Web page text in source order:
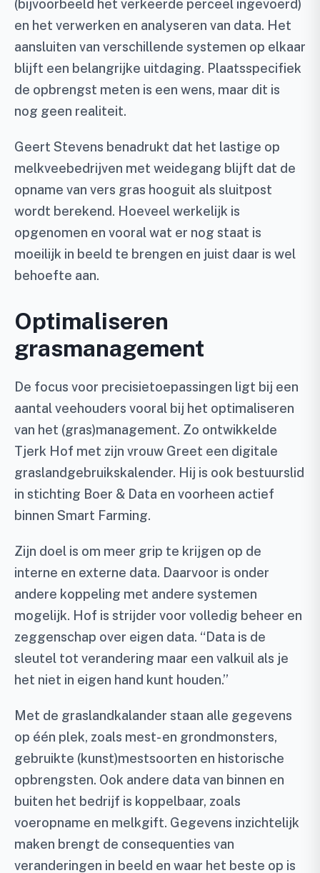
(bijvoorbeeld het verkeerde perceel ingevoerd)
en het verwerken en analyseren van data. Het
aansluiten van verschillende systemen op elkaar
blijft een belangrijke uitdaging. Plaatsspecifiek
de opbrengst meten is een wens, maar dit is
nog geen realiteit.
Geert Stevens benadrukt dat het lastige op
melkveebedrijven met weidegang blijft dat de
opname van vers gras hooguit als sluitpost
wordt berekend. Hoeveel werkelijk is
opgenomen en vooral wat er nog staat is
moeilijk in beeld te brengen en juist daar is wel
behoefte aan.
Optimaliseren
grasmanagement
De focus voor precisietoepassingen ligt bij een
aantal veehouders vooral bij het optimaliseren
van het (gras)management. Zo ontwikkelde
Tjerk Hof met zijn vrouw Greet een digitale
graslandgebruikskalender. Hij is ook bestuurslid
in stichting Boer & Data en voorheen actief
binnen Smart Farming.
Zijn doel is om meer grip te krijgen op de
interne en externe data. Daarvoor is onder
andere koppeling met andere systemen
mogelijk. Hof is strijder voor volledig beheer en
zeggenschap over eigen data. “Data is de
sleutel tot verandering maar een valkuil als je
het niet in eigen hand kunt houden.”
Met de graslandkalander staan alle gegevens
op één plek, zoals mest- en grondmonsters,
gebruikte (kunst)mestsoorten en historische
opbrengsten. Ook andere data van binnen en
buiten het bedrijf is koppelbaar, zoals
voeropname en melkgift. Gegevens inzichtelijk
maken brengt de consequenties van
veranderingen in beeld en waar het beste op is